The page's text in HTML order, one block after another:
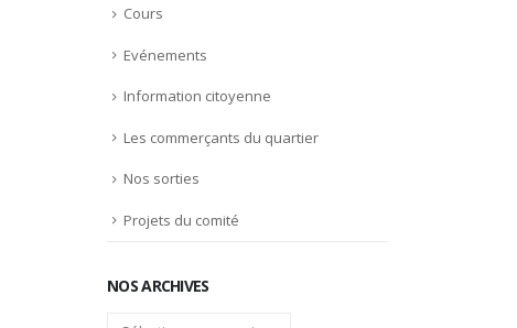
Cours
Evénements
Information citoyenne
Les commerçants du quartier
Nos sorties
Projets du comité
NOS ARCHIVES